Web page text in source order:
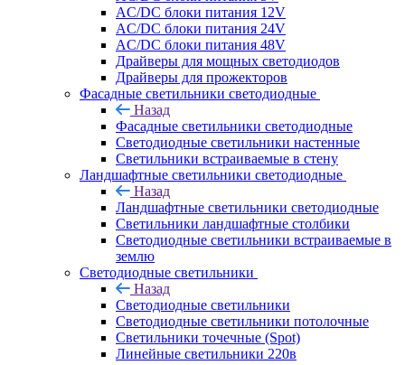
AC/DC блоки питания 12V
AC/DC блоки питания 24V
AC/DC блоки питания 48V
Драйверы для мощных светодиодов
Драйверы для прожекторов
Фасадные светильники светодиодные
Назад
Фасадные светильники светодиодные
Светодиодные светильники настенные
Светильники встраиваемые в стену
Ландшафтные светильники светодиодные
Назад
Ландшафтные светильники светодиодные
Светильники ландшафтные столбики
Светодиодные светильники встраиваемые в
землю
Светодиодные светильники
Назад
Светодиодные светильники
Светодиодные светильники потолочные
Светильники точечные (Spot)
Линейные светильники 220в